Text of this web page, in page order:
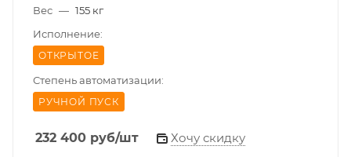
Вес — 155 кг
Исполнение:
ОТКРЫТОЕ
Степень автоматизации:
РУЧНОЙ ПУСК
232 400 руб/шт Хочу скидку